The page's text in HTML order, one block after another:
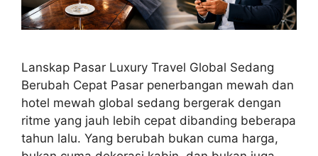
Lanskap Pasar Luxury Travel Global Sedang
Berubah Cepat Pasar penerbangan mewah dan
hotel mewah global sedang bergerak dengan
ritme yang jauh lebih cepat dibanding beberapa
tahun lalu. Yang berubah bukan cuma harga,